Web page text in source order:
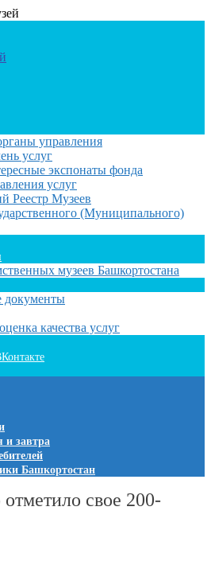
управления
услуг
экспонаты фонда
услуг
Реестр Музеев
(Муниципального)
музеев Башкортостана
документы
качества услуг
и завтра
Башкортостан
свое 200-